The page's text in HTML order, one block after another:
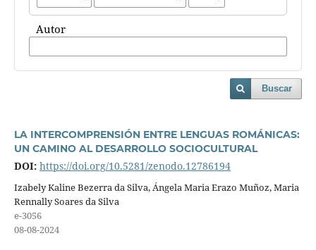
Autor
Buscar
LA INTERCOMPRENSIÓN ENTRE LENGUAS ROMÁNICAS:
UN CAMINO AL DESARROLLO SOCIOCULTURAL
DOI: https://doi.org/10.5281/zenodo.12786194
Izabely Kaline Bezerra da Silva, Ángela Maria Erazo Muñoz, Maria
Rennally Soares da Silva
e-3056
08-08-2024